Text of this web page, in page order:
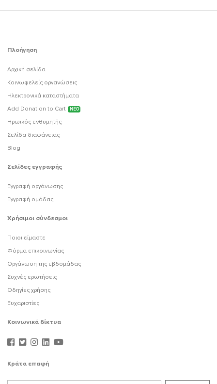
Πλοήγηση
Αρχική σελίδα
Κοινωφελείς οργανώσεις
Ηλεκτρονικά καταστήματα
Add Donation to Cart
ΝΕΟ
Ηρωικός ενθυμητής
Σελίδα διαφάνειας
Blog
Σελίδες εγγραφής
Εγγραφή οργάνωσης
Εγγραφή ομάδας
Χρήσιμοι σύνδεσμοι
Ποιοι είμαστε
Φόρμα επικοινωνίας
Οργάνωση της εβδομάδας
Συχνές ερωτήσεις
Οδηγίες χρήσης
Ευχαριστίες
Κοινωνικά δίκτυα
Κράτα επαφή